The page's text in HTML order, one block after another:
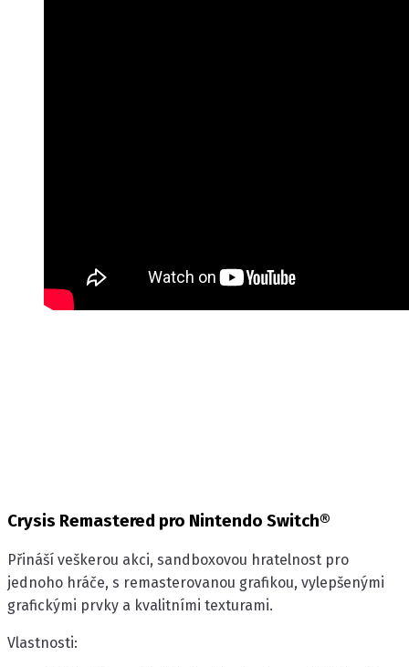
Crysis Remastered pro Nintendo Switch®
Přináší veškerou akci, sandboxovou hratelnost pro
jednoho hráče, s remasterovanou grafikou, vylepšenými
grafickými prvky a kvalitními texturami.
Vlastnosti: